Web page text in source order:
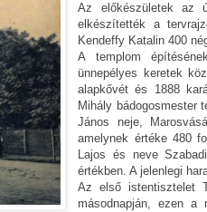
Az előkészületek az
elkészítették a
Kendeffy Katalin 400
A templom
ünnepélyes keretek
alapkővét és 1888
Mihály bádogosmester
János neje,
amelynek értéke 480
Lajos és neve
értékben. A jelenlegi
Az első istentisztelet
másodnapján, ezen a